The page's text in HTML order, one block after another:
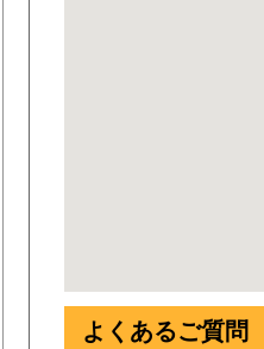
よくあるご質問